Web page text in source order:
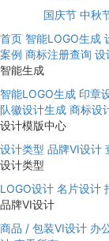
国庆节 中秋
首页 智能LOGO生成
案例 商标注册查询 设
智能生成
智能LOGO生成 印章
队徽设计生成 商标设
设计模版中心
设计类型 品牌VI设计
设计类型
LOGO设计 名片设计
品牌VI设计
商品 / 包装VI设计 办